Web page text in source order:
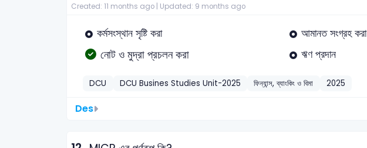
Created: 11 months ago | Updated: 9 months ago
কর্মসংস্থান সৃষ্টি করা আমানত সংগ্রহ করা
নোট ও মুদ্রা প্রচলন করা ঋণ প্রদান
DCU DCU Busines Studies Unit-2025 ফিন্যান্স, ব্যাংকিং ও বিমা 2025
Des